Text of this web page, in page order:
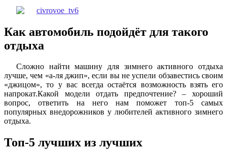
Как автомобиль подойдёт для такого
отдыха
Сложно найти машину для зимнего активного отдыха
лучше, чем «а-ля джип», если вы не успели обзавестись своим
«джицом», то у вас всегда остаётся возможность взять его
напрокат.Какой модели отдать предпочтение? – хороший
вопрос, ответить на него нам поможет топ-5 самых
популярных внедорожников у любителей активного зимнего
отдыха.
Топ-5 лучших из лучших